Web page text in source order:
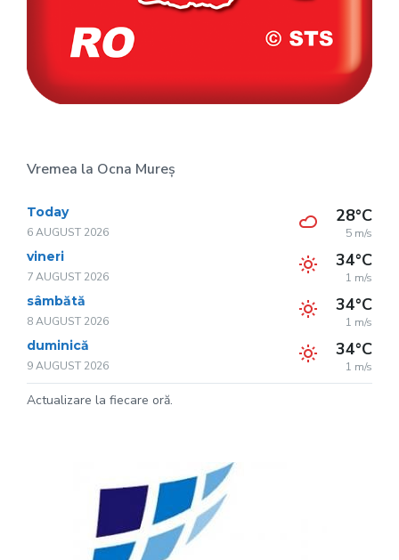
Vremea la Ocna Mureș
Today
6 AUGUST 2026
28°C
5 m/s
vineri
7 AUGUST 2026
34°C
1 m/s
sâmbătă
8 AUGUST 2026
34°C
1 m/s
duminică
9 AUGUST 2026
34°C
1 m/s
Actualizare la fiecare oră.